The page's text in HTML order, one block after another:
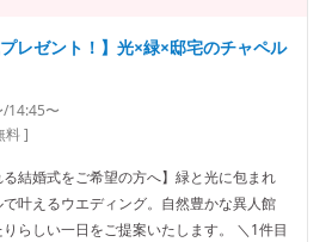
レゼント！】光×緑×邸宅のチャペル
14:45〜
料 ]
る結婚式をご希望の方へ】緑と光に包まれ
叶えるウエディング。自然豊かな異人館
しい一日をご提案いたします。 ＼1件目